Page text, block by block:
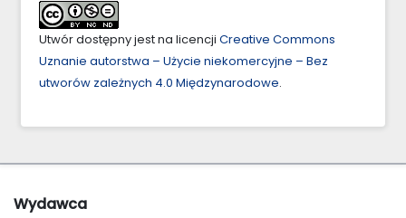
Utwór dostępny jest na licencji Creative Commons
Uznanie autorstwa – Użycie niekomercyjne – Bez
utworów zależnych 4.0 Międzynarodowe.
Wydawca